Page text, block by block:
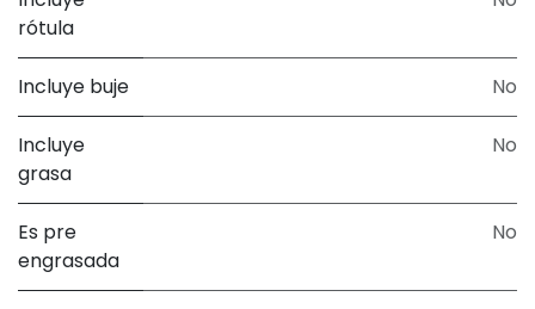
rótula
Incluye buje No
Incluye
grasa
No
Es pre
engrasada
No